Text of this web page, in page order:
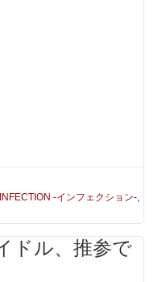
INFECTION -インフェクション-,
ドル、推参で